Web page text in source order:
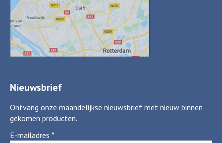
Nieuwsbrief
Ontvang onze maandelijkse nieuwsbrief met nieuw binnen
gekomen producten.
E-mailadres *